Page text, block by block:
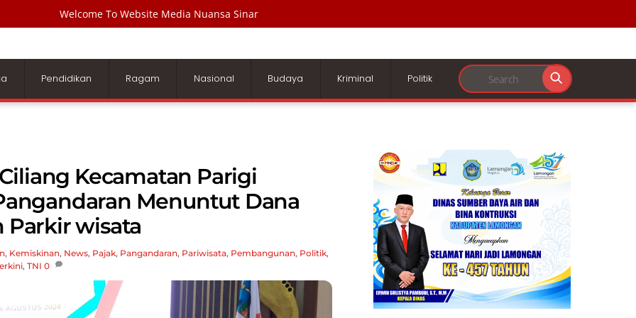
Welcome To Website Media Nuansa Sinar
Pendidikan Ragam Nasional Budaya Kriminal Politik
Kecamatan Parigi
Menuntut Dana
Parkir wisata
, Kemiskinan, News, Pajak, Pangandaran, Pariwisata, Pembangunan, Politik,
, TNI 0